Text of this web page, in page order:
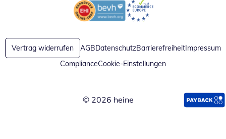
Öffnet in neuem FensterÖffnet in neuem Fenster
Vertrag widerrufen AGBDatenschutzBarrierefreiheitImpressum
ComplianceCookie-Einstellungen
© 2026 heine